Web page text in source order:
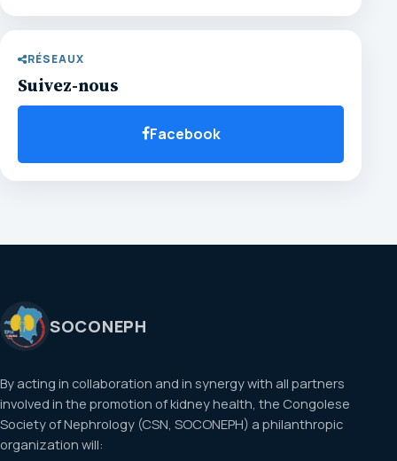
RÉSEAUX
Suivez-nous
Facebook
SOCONEPH
By acting in collaboration and in synergy with all partners
involved in the promotion of kidney health, the Congolese
Society of Nephrology (CSN, SOCONEPH) a philanthropic
organization will: